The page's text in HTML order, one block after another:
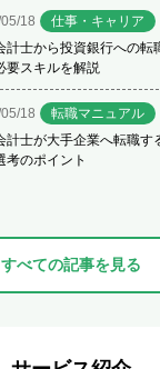
18
仕事・キャリア
計士から投資銀行への転
要スキルを解説
18
転職マニュアル
計士が大手企業へ転職す
考のポイント
すべての記事を見る